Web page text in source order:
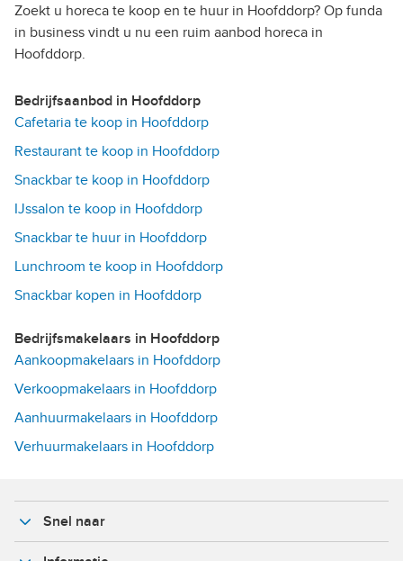
Zoekt u horeca te koop en te huur in Hoofddorp? Op funda
in business vindt u nu een ruim aanbod horeca in
Hoofddorp.
Bedrijfsaanbod in Hoofddorp
Cafetaria te koop in Hoofddorp
Restaurant te koop in Hoofddorp
Snackbar te koop in Hoofddorp
IJssalon te koop in Hoofddorp
Snackbar te huur in Hoofddorp
Lunchroom te koop in Hoofddorp
Snackbar kopen in Hoofddorp
Bedrijfsmakelaars in Hoofddorp
Aankoopmakelaars in Hoofddorp
Verkoopmakelaars in Hoofddorp
Aanhuurmakelaars in Hoofddorp
Verhuurmakelaars in Hoofddorp
Snel naar